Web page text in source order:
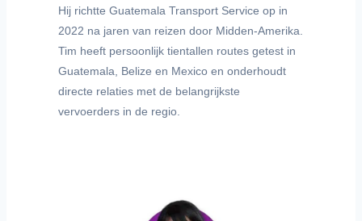
Hij richtte Guatemala Transport Service op in
2022 na jaren van reizen door Midden-Amerika.
Tim heeft persoonlijk tientallen routes getest in
Guatemala, Belize en Mexico en onderhoudt
directe relaties met de belangrijkste
vervoerders in de regio.